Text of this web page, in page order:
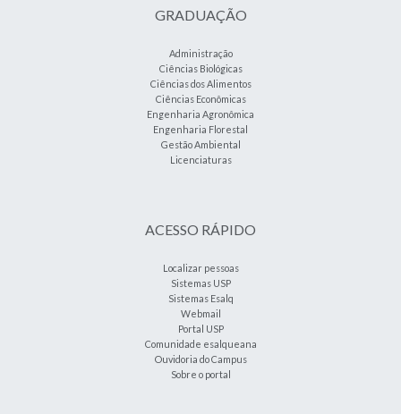
GRADUAÇÃO
Administração
Ciências Biológicas
Ciências dos Alimentos
Ciências Econômicas
Engenharia Agronômica
Engenharia Florestal
Gestão Ambiental
Licenciaturas
ACESSO RÁPIDO
Localizar pessoas
Sistemas USP
Sistemas Esalq
Webmail
Portal USP
Comunidade esalqueana
Ouvidoria do Campus
Sobre o portal